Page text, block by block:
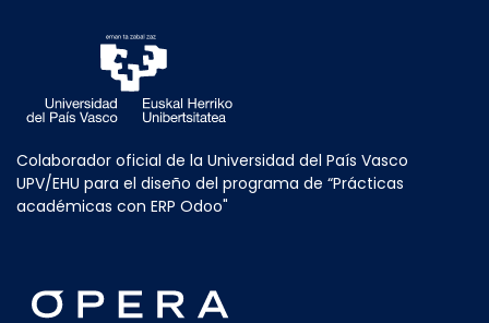
Colaborador oficial de la Universidad del País Vasco
UPV/EHU para el diseño del programa de “Prácticas
académicas con ERP Odoo"